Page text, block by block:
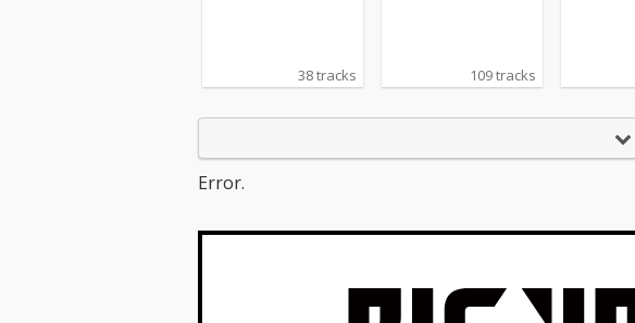
38 tracks 109 tracks
Error.